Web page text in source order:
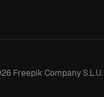
Freepik Company S.L.U.